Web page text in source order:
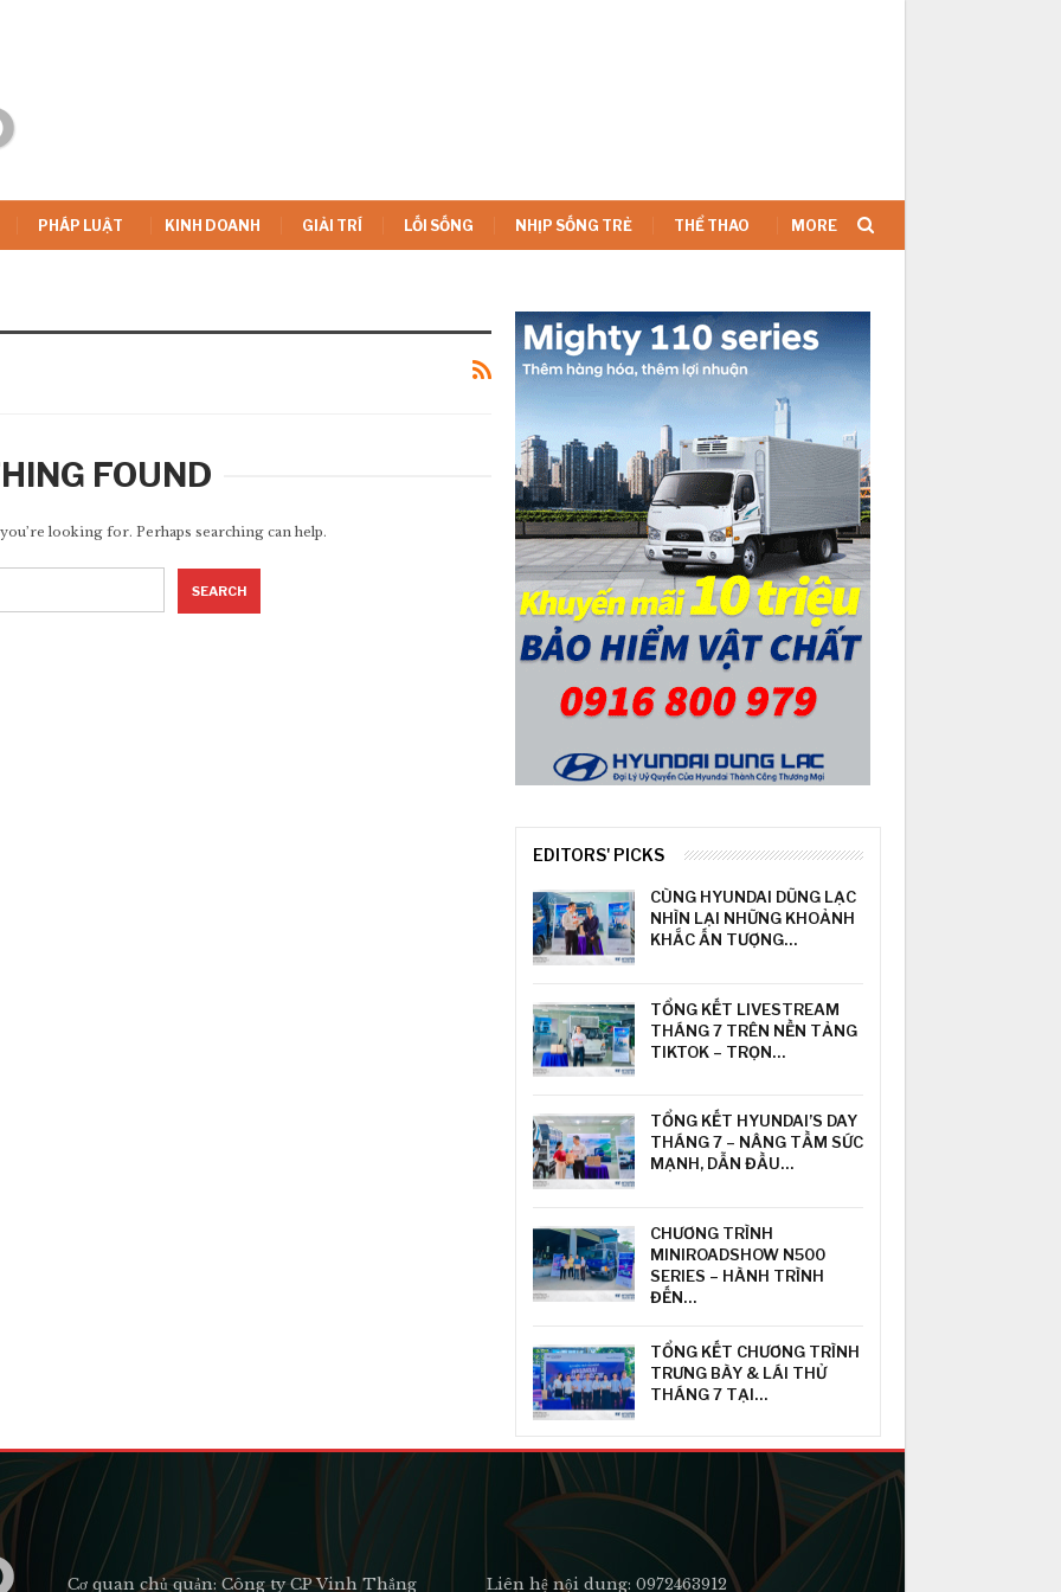
PHÁP LUẬT KINH DOANH GIẢI TRÍ LỐI SỐNG NHỊP SỐNG TRẺ THỂ THAO MORE
FOUND
looking for. Perhaps searching can help.
EDITORS' PICKS
CÙNG HYUNDAI DŨNG LẠC
NHÌN LẠI NHỮNG KHOẢNH
KHẮC ẤN TƯỢNG…
TỔNG KẾT LIVESTREAM
THÁNG 7 TRÊN NỀN TẢNG
TIKTOK – TRỌN…
TỔNG KẾT HYUNDAI’S DAY
THÁNG 7 – NÂNG TẦM SỨC
MẠNH, DẪN ĐẦU…
CHƯƠNG TRÌNH
MINIROADSHOW N500
SERIES – HÀNH TRÌNH
ĐẾN…
TỔNG KẾT CHƯƠNG TRÌNH
TRƯNG BÀY & LÁI THỬ
THÁNG 7 TẠI…
Cơ quan chủ quản: Công ty CP Vinh Thắng Liên hệ nội dung: 0972463912